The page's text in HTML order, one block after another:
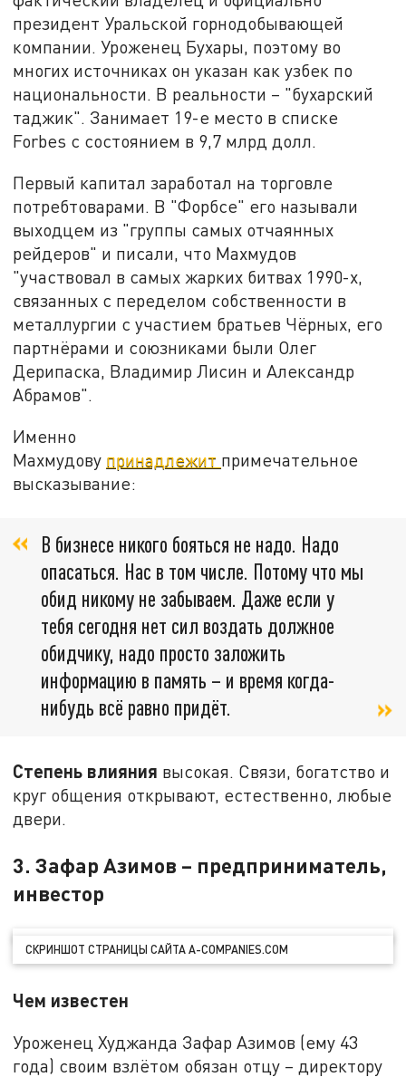
президент Уральской горнодобывающей
компании. Уроженец Бухары, поэтому во
многих источниках он указан как узбек по
национальности. В реальности – "бухарский
таджик". Занимает 19-е место в списке
Forbes с состоянием в 9,7 млрд долл.
Первый капитал заработал на торговле
потребтоварами. В "Форбсе" его называли
выходцем из "группы самых отчаянных
рейдеров" и писали, что Махмудов
"участвовал в самых жарких битвах 1990-х,
связанных с переделом собственности в
металлургии с участием братьев Чёрных, его
партнёрами и союзниками были Олег
Дерипаска, Владимир Лисин и Александр
Абрамов".
Именно
Махмудову принадлежит примечательное
высказывание:
В бизнесе никого бояться не надо. Надо
опасаться. Нас в том числе. Потому что мы
обид никому не забываем. Даже если у
тебя сегодня нет сил воздать должное
обидчику, надо просто заложить
информацию в память – и время когда-
нибудь всё равно придёт.
Степень влияния высокая. Связи, богатство и
круг общения открывают, естественно, любые
двери.
3. Зафар Азимов – предприниматель,
инвестор
СКРИНШОТ СТРАНИЦЫ САЙТА A-COMPANIES.COM
Чем известен
Уроженец Худжанда Зафар Азимов (ему 43
года) своим взлётом обязан отцу – директору